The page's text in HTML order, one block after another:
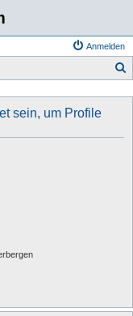
Anmelden
sein, um Profile